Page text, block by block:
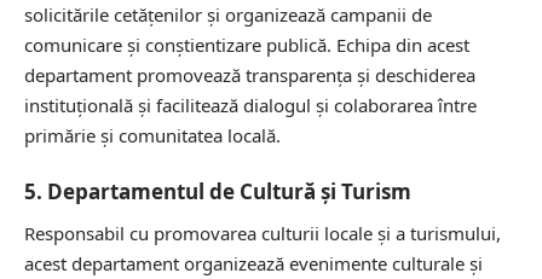
solicitările cetățenilor și organizează campanii de
comunicare și conștientizare publică. Echipa din acest
departament promovează transparența și deschiderea
instituțională și facilitează dialogul și colaborarea între
primărie și comunitatea locală.
5. Departamentul de Cultură și Turism
Responsabil cu promovarea culturii locale și a turismului,
acest departament organizează evenimente culturale și